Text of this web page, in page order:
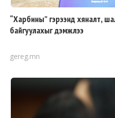
“Харбины” гэрээнд хяналт,
байгуулахыг дэмжлээ
gereg.mn